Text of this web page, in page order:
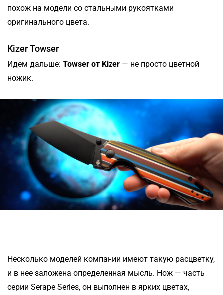
похож на модели со стальными рукоятками
оригинального цвета.
Kizer Towser
Идем дальше: Towser от Kizer — не просто цветной
ножик.
Несколько моделей компании имеют такую расцветку,
и в нее заложена определенная мысль. Нож — часть
серии Serape Series, он выполнен в ярких цветах,